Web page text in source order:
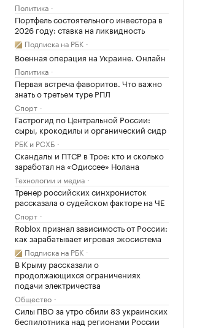
Политика
Портфель состоятельного инвестора в
2026 году: ставка на ликвидность
Подписка на РБК
Военная операция на Украине. Онлайн
Политика
Первая встреча фаворитов. Что важно
знать о третьем туре РПЛ
Спорт
Гастрогид по Центральной России:
сыры, крокодилы и органический сидр
РБК и РСХБ
Скандалы и ПТСР в Трое: кто и сколько
заработал на «Одиссее» Нолана
Технологии и медиа
Тренер российских синхронисток
рассказала о судейском факторе на ЧЕ
Спорт
Roblox признал зависимость от России:
как зарабатывает игровая экосистема
Подписка на РБК
В Крыму рассказали о
продолжающихся ограничениях
подачи электричества
Общество
Силы ПВО за утро сбили 83 украинских
беспилотника над регионами России